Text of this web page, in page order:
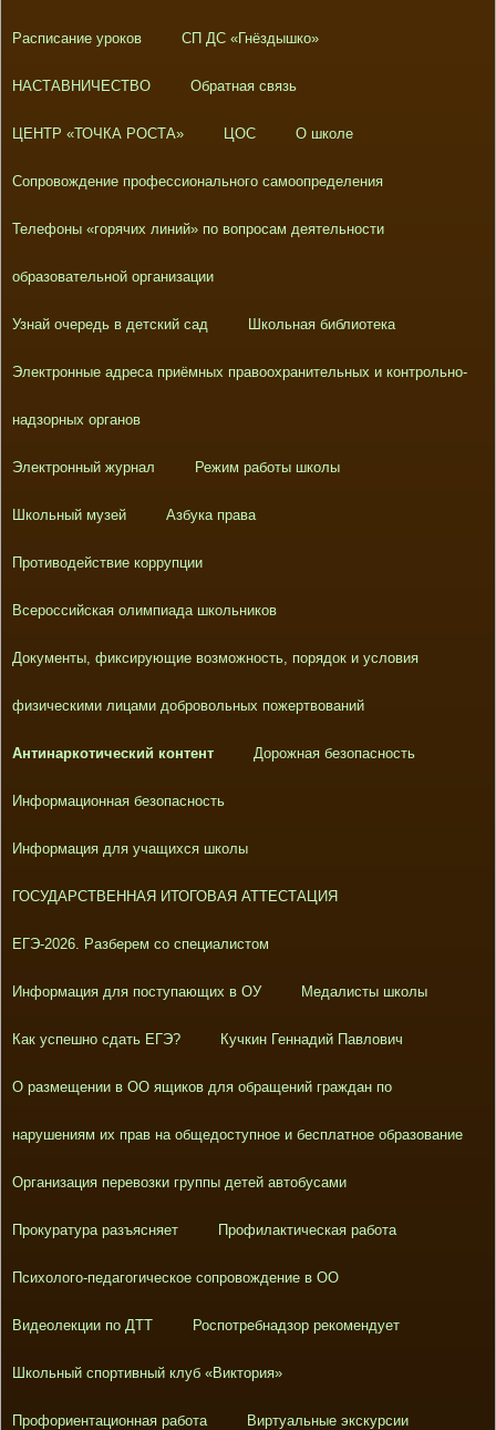
Расписание уроков СП ДС «Гнёздышко»
НАСТАВНИЧЕСТВО Обратная связь
ЦЕНТР «ТОЧКА РОСТА» ЦОС О школе
Сопровождение профессионального самоопределения
Телефоны «горячих линий» по вопросам деятельности
образовательной организации
Узнай очередь в детский сад Школьная библиотека
Электронные адреса приёмных правоохранительных и контрольно-
надзорных органов
Электронный журнал Режим работы школы
Школьный музей Азбука права
Противодействие коррупции
Всероссийская олимпиада школьников
Документы, фиксирующие возможность, порядок и условия
физическими лицами добровольных пожертвований
Антинаркотический контент Дорожная безопасность
Информационная безопасность
Информация для учащихся школы
ГОСУДАРСТВЕННАЯ ИТОГОВАЯ АТТЕСТАЦИЯ
ЕГЭ-2026. Разберем со специалистом
Информация для поступающих в ОУ Медалисты школы
Как успешно сдать ЕГЭ? Кучкин Геннадий Павлович
О размещении в ОО ящиков для обращений граждан по
нарушениям их прав на общедоступное и бесплатное образование
Организация перевозки группы детей автобусами
Прокуратура разъясняет Профилактическая работа
Психолого-педагогическое сопровождение в ОО
Видеолекции по ДТТ Роспотребнадзор рекомендует
Школьный спортивный клуб «Виктория»
Профориентационная работа Виртуальные экскурсии